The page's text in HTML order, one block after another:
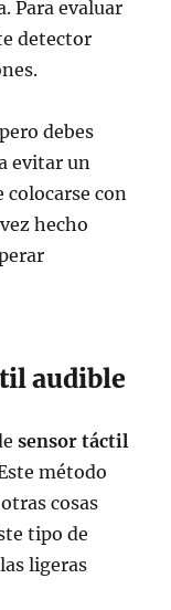
Para evaluar
detector
debes
evitar un
colocarse con
hecho
audible
sensor táctil
método
cosas
tipo de
ligeras